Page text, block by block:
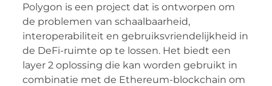
Polygon is een project dat is ontworpen om
de problemen van schaalbaarheid,
interoperabiliteit en gebruiksvriendelijkheid in
de DeFi-ruimte op te lossen. Het biedt een
layer 2 oplossing die kan worden gebruikt in
combinatie met de Ethereum-blockchain om